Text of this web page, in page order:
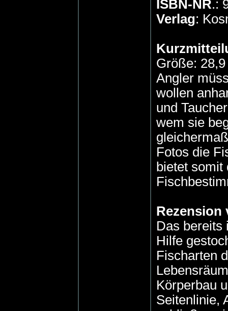
ISBN-NR.:
Verlag:
Größe:
Angler
wollen
und
wem sie
Fotos die
bietet
Rezension
Das bereits
Hilfe
Fischarten
Körperbau
Seitenlinie,